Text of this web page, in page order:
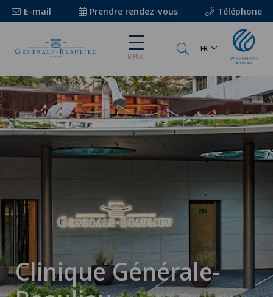
E-mail Prendre rendez-vous Téléphone
MENU
FR
Clinique Générale-